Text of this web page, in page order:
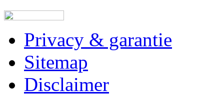
Privacy & garantie
Sitemap
Disclaimer